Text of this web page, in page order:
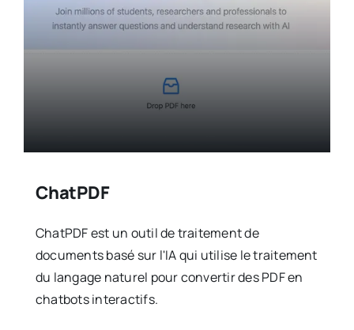
ChatPDF
ChatPDF est un outil de traitement de
documents basé sur l'IA qui utilise le traitement
du langage naturel pour convertir des PDF en
chatbots interactifs.